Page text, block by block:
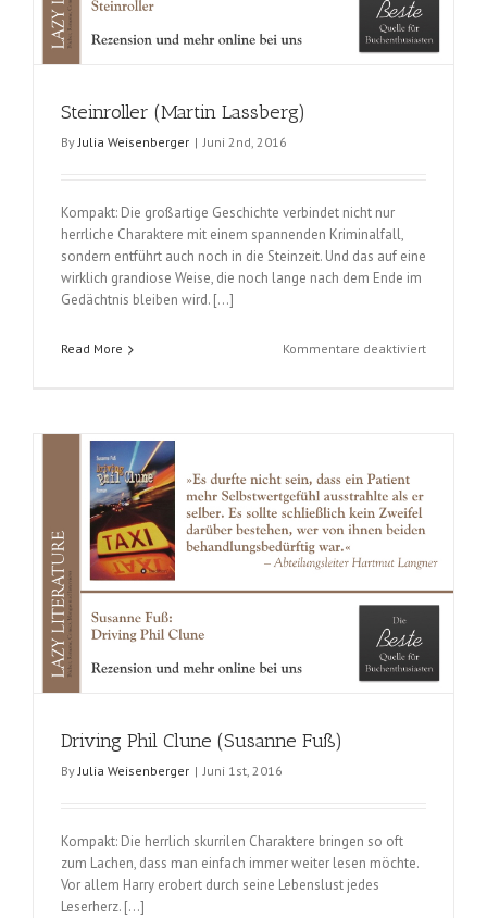
Steinroller (Martin Lassberg)
By Julia Weisenberger | Juni 2nd, 2016
Kompakt: Die großartige Geschichte verbindet nicht nur
herrliche Charaktere mit einem spannenden Kriminalfall,
sondern entführt auch noch in die Steinzeit. Und das auf eine
wirklich grandiose Weise, die noch lange nach dem Ende im
Gedächtnis bleiben wird. […]
Read More Kommentare deaktiviertfür
Driving Phil Clune (Susanne Fuß)
By Julia Weisenberger | Juni 1st, 2016
Kompakt: Die herrlich skurrilen Charaktere bringen so oft
zum Lachen, dass man einfach immer weiter lesen möchte.
Vor allem Harry erobert durch seine Lebenslust jedes
Leserherz. […]